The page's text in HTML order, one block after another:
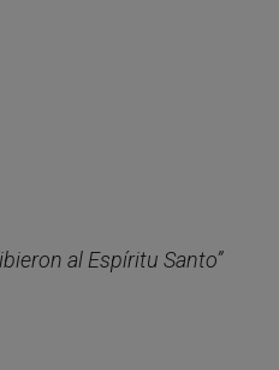
al Espíritu Santo”